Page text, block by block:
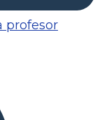
profesor